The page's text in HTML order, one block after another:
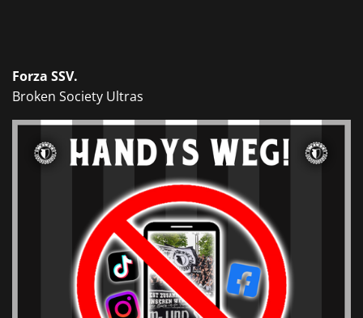
Forza SSV.
Broken Society Ultras